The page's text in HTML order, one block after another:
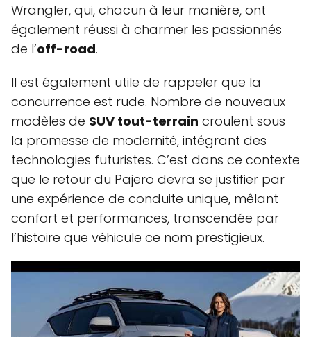
Wrangler, qui, chacun à leur manière, ont
également réussi à charmer les passionnés
de l’off-road.
Il est également utile de rappeler que la
concurrence est rude. Nombre de nouveaux
modèles de SUV tout-terrain croulent sous
la promesse de modernité, intégrant des
technologies futuristes. C’est dans ce contexte
que le retour du Pajero devra se justifier par
une expérience de conduite unique, mêlant
confort et performances, transcendée par
l’histoire que véhicule ce nom prestigieux.